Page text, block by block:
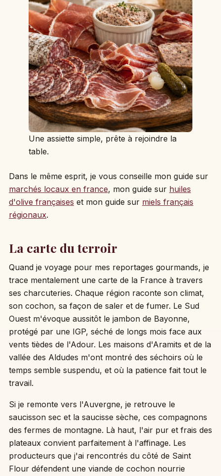
Une assiette simple, prête à rejoindre la
table.
Dans le même esprit, je vous conseille mon guide sur
marchés locaux en france, mon guide sur huiles
d'olive françaises et mon guide sur miels français
régionaux.
La carte du terroir
Quand je voyage pour mes reportages gourmands, je
trace mentalement une carte de la France à travers
ses charcuteries. Chaque région raconte son climat,
son cochon, sa façon de saler et de fumer. Le Sud
Ouest m'évoque aussitôt le jambon de Bayonne,
protégé par une IGP, séché de longs mois face aux
vents tièdes de l'Adour. Les maisons d'Aramits et de la
vallée des Aldudes m'ont montré des séchoirs où le
temps semble suspendu, et où la patience fait tout le
travail.
Si je remonte vers l'Auvergne, je retrouve le
saucisson sec et la saucisse sèche, ces compagnons
des fermes de montagne. Là haut, l'air pur et frais des
plateaux convient parfaitement à l'affinage. Les
producteurs que j'ai rencontrés du côté de Saint
Flour défendent une viande de cochon nourrie